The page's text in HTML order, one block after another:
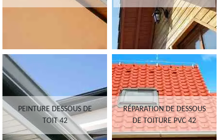
PEINTURE DESSOUS DE
TOIT 42
RÉPARATION DE DESSOUS
DE TOITURE PVC 42